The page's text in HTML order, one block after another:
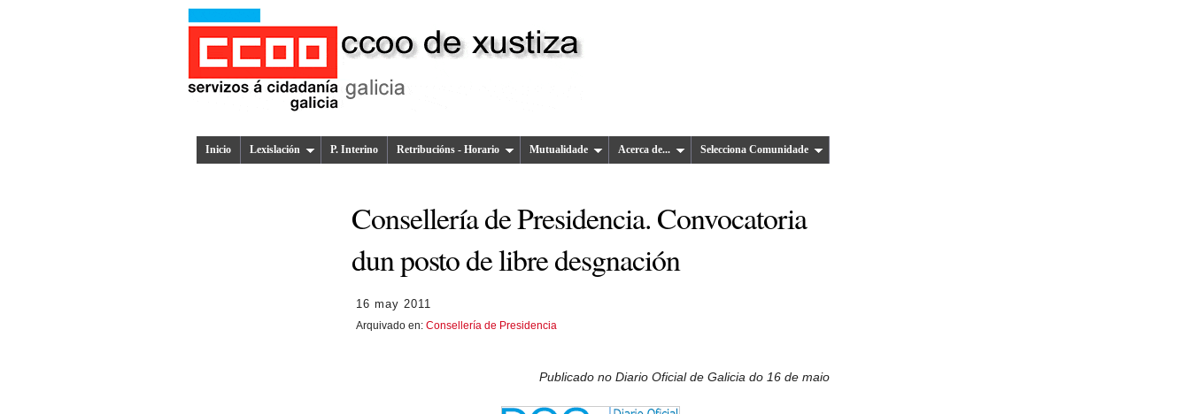
Inicio Lexislación P. Interino Retribucións - Horario Mutualidade Acerca de... Selecciona Comunidade
Consellería de Presidencia. Convocatoria
dun posto de libre desgnación
16 may 2011
Arquivado en: Consellería de Presidencia
Publicado no Diario Oficial de Galicia do 16 de maio